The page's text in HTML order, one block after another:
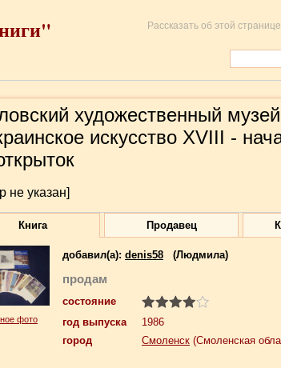
Рассказать об этой
художественный
искусство XVIII -
не указан]
Книга Продавец
фото
добавил(a): denis58 (Людмила)
продам
состояние
год выпуска
1986
город
Смоленск (Смоленская